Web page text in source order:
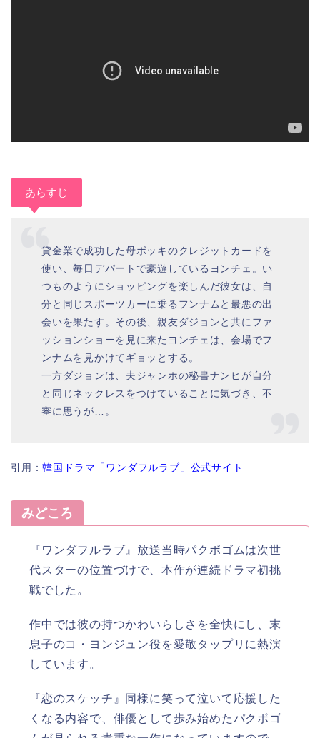
あらすじ
貸金業で成功した母ボッキのクレジットカードを
使い、毎日デパートで豪遊しているヨンチェ。い
つものようにショッピングを楽しんだ彼女は、自
分と同じスポーツカーに乗るフンナムと最悪の出
会いを果たす。その後、親友ダジョンと共にファ
ッションショーを見に来たヨンチェは、会場でフ
ンナムを見かけてギョッとする。
一方ダジョンは、夫ジャンホの秘書ナンヒが自分
と同じネックレスをつけていることに気づき、不
審に思うが…。
引用：韓国ドラマ「ワンダフルラブ」公式サイト
みどころ
『ワンダフルラブ』放送当時パクボゴムは次世
代スターの位置づけで、本作が連続ドラマ初挑
戦でした。
作中では彼の持つかわいらしさを全快にし、末
息子のコ・ヨンジュン役を愛敬タップリに熱演
しています。
『恋のスケッチ』同様に笑って泣いて応援した
くなる内容で、俳優として歩み始めたパクボゴ